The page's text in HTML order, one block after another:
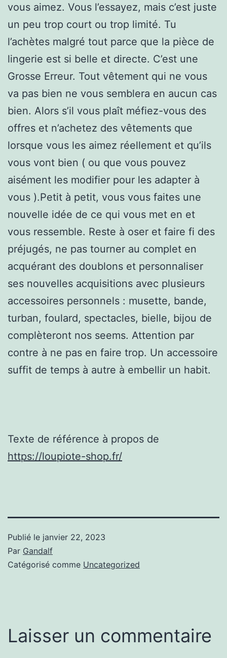
vous aimez. Vous l’essayez, mais c’est juste
un peu trop court ou trop limité. Tu
l’achètes malgré tout parce que la pièce de
lingerie est si belle et directe. C’est une
Grosse Erreur. Tout vêtement qui ne vous
va pas bien ne vous semblera en aucun cas
bien. Alors s’il vous plaît méfiez-vous des
offres et n’achetez des vêtements que
lorsque vous les aimez réellement et qu’ils
vous vont bien ( ou que vous pouvez
aisément les modifier pour les adapter à
vous ).Petit à petit, vous vous faites une
nouvelle idée de ce qui vous met en et
vous ressemble. Reste à oser et faire fi des
préjugés, ne pas tourner au complet en
acquérant des doublons et personnaliser
ses nouvelles acquisitions avec plusieurs
accessoires personnels : musette, bande,
turban, foulard, spectacles, bielle, bijou de
complèteront nos seems. Attention par
contre à ne pas en faire trop. Un accessoire
suffit de temps à autre à embellir un habit.
Texte de référence à propos de
https://loupiote-shop.fr/
Publié le janvier 22, 2023
Par Gandalf
Catégorisé comme Uncategorized
Laisser un commentaire